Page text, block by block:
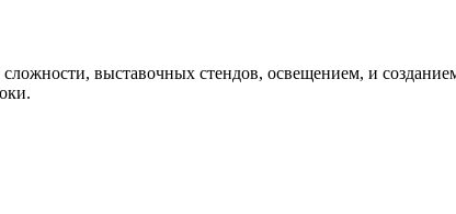
выставочных стендов, освещением, и